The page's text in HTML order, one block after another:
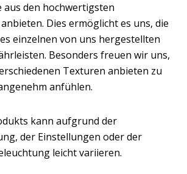
aus den hochwertigsten
Dies ermöglicht es uns, die
einzelnen von uns hergestellten
Besonders freuen wir uns,
Texturen anbieten zu
anfühlen.
kann aufgrund der
der Einstellungen oder der
leicht variieren.